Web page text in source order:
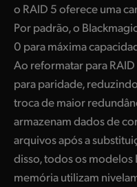
o RAID 5 oferece uma
Por padrão, o
0 para máxima
Ao reformatar para
para paridade,
troca de maior
armazenam dados de
arquivos após a
disso, todos os
memória utilizam